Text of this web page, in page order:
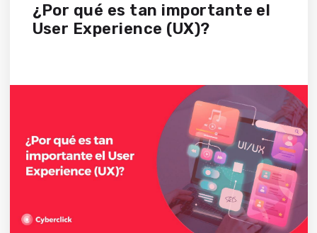
¿Por qué es tan importante el
User Experience (UX)?